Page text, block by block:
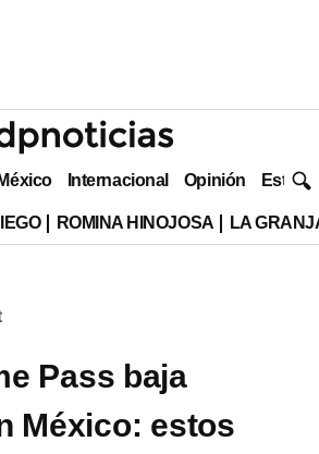
México Internacional Opinión Estilo
ROMINA HINOJOSA LA
Pass baja
México: estos